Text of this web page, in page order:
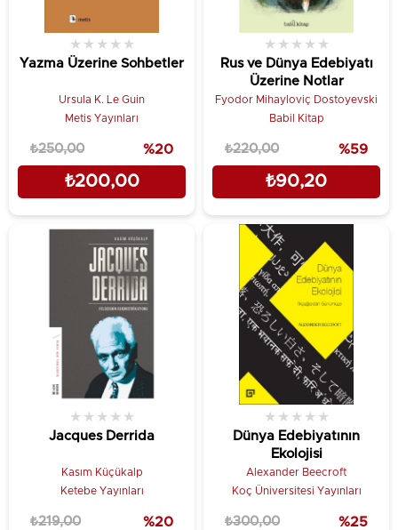
Yazma Üzerine Sohbetler
★ ★ ★ ★ ★
Ursula K. Le Guin
Metis Yayınları
₺200,00
₺250,00 %20
Rus ve Dünya Edebiyatı
Üzerine Notlar
★ ★ ★ ★ ★
Fyodor Mihayloviç Dostoyevski
Babil Kitap
₺90,20
₺220,00 %59
Jacques Derrida
★ ★ ★ ★ ★
Kasım Küçükalp
Ketebe Yayınları
₺219,00 %20
Dünya Edebiyatının
Ekolojisi
★ ★ ★ ★ ★
Alexander Beecroft
Koç Üniversitesi Yayınları
₺300,00 %25